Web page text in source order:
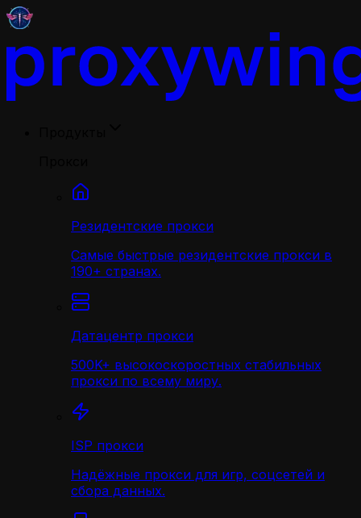
Резидентские прокси
Самые быстрые резидентские прокси в
190+ странах.
Датацентр прокси
500K+ высокоскоростных стабильных
прокси по всему миру.
ISP прокси
Надёжные прокси для игр, соцсетей и
сбора данных.